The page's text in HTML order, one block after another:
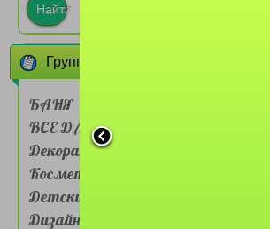
Найти
Группы товаров
БАНЯ
ВСЕ ДЛЯ ДОМА
Декоративная
Косметика
Детские товары
Дизайн для ногтей